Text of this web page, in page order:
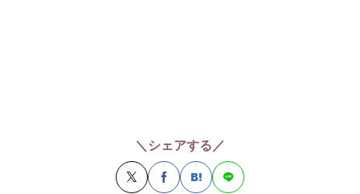
＼シェアする／